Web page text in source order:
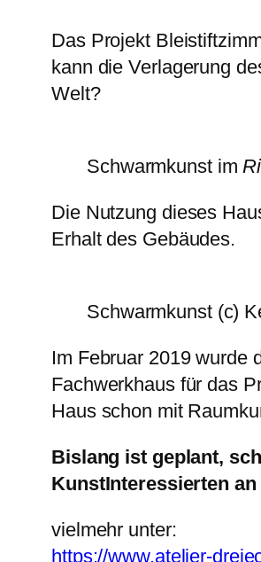
Das Projekt
kann die Verlagerung
Welt?
Schwarmkunst im
Die Nutzung dieses
Erhalt des Gebäudes.
Schwarmkunst (c)
Im Februar 2019 wurde
Fachwerkhaus für das
Haus schon mit
Bislang ist geplant,
KunstInteressierten
vielmehr unter:
https://www.atelier-